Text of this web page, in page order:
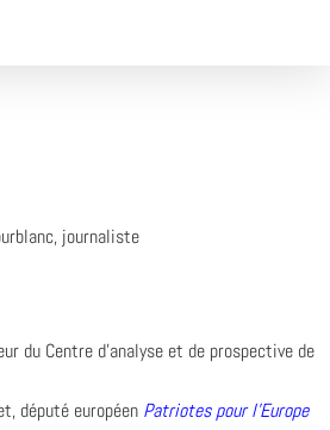
journaliste
du Centre d’analyse et de prospective de
député européen Patriotes pour l’Europe